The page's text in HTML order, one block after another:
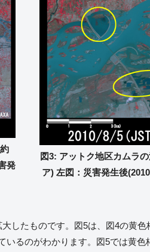
発
図3: アットク地区カムラ
ア) 左図：災害発生後
したものです。図5は、図4の黄
るのがわかります。図5では黄